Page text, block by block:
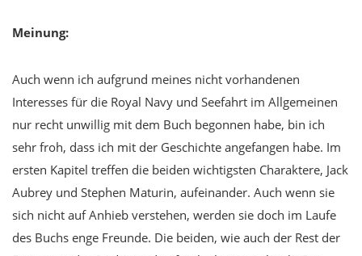
Meinung:
Auch wenn ich aufgrund meines nicht vorhandenen
Interesses für die Royal Navy und Seefahrt im Allgemeinen
nur recht unwillig mit dem Buch begonnen habe, bin ich
sehr froh, dass ich mit der Geschichte angefangen habe. Im
ersten Kapitel treffen die beiden wichtigsten Charaktere, Jack
Aubrey und Stephen Maturin, aufeinander. Auch wenn sie
sich nicht auf Anhieb verstehen, werden sie doch im Laufe
des Buchs enge Freunde. Die beiden, wie auch der Rest der